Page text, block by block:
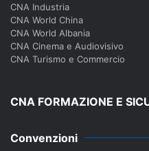
CNA Industria
CNA World China
CNA World Albania
CNA Cinema e Audiovisivo
CNA Turismo e Commercio
CNA FORMAZIONE E
Convenzioni